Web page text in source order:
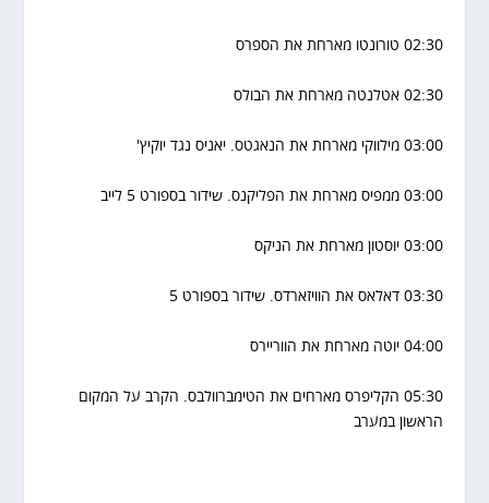
02:30 טורונטו מארחת את הספרס
02:30 אטלנטה מארחת את הבולס
03:00 מילווקי מארחת את הנאגטס. יאניס נגד יוקיץ'
03:00 ממפיס מארחת את הפליקנס. שידור בספורט 5 לייב
03:00 יוסטון מארחת את הניקס
03:30 דאלאס את הוויזארדס. שידור בספורט 5
04:00 יוטה מארחת את הווריירס
05:30 הקליפרס מארחים את הטימברוולבס. הקרב על המקום
הראשון במערב